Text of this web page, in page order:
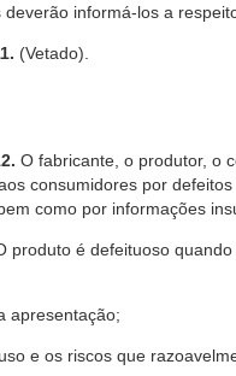
deverão informá-los a
(Vetado).
O fabricante, o produtor, o
consumidores por
como por informações
produto é defeituoso
apresentação;
e os riscos que